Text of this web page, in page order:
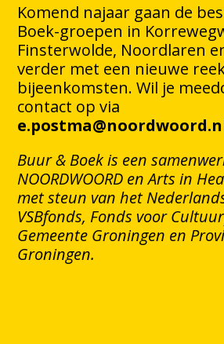
Komend najaar gaan de
Boek-groepen in
Finsterwolde, Noordlaren
verder met een nieuwe
bijeenkomsten. Wil je
contact op via
Buur & Boek is een
NOORDWOORD en Arts in
met steun van het
VSBfonds, Fonds voor
Gemeente Groningen en
Groningen.